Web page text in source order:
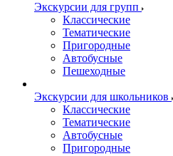
Экскурсии для групп
Классические
Тематические
Пригородные
Автобусные
Пешеходные
Экскурсии для школьников
Классические
Тематические
Автобусные
Пригородные